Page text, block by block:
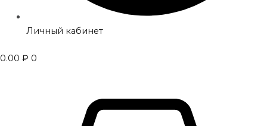
Личный кабинет
0.00 ₽ 0